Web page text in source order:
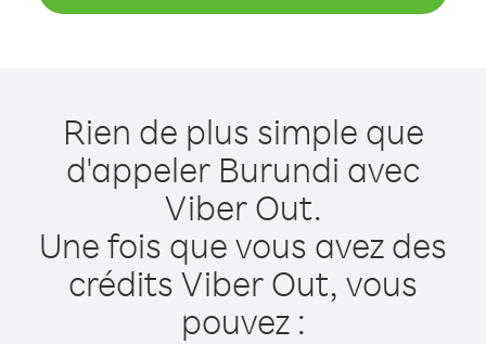
Rien de plus simple que
d'appeler Burundi avec
Viber Out.
Une fois que vous avez des
crédits Viber Out, vous
pouvez :